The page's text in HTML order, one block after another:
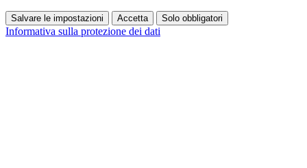
Salvare le impostazioni Accetta Solo obbligatori
Informativa sulla protezione dei dati